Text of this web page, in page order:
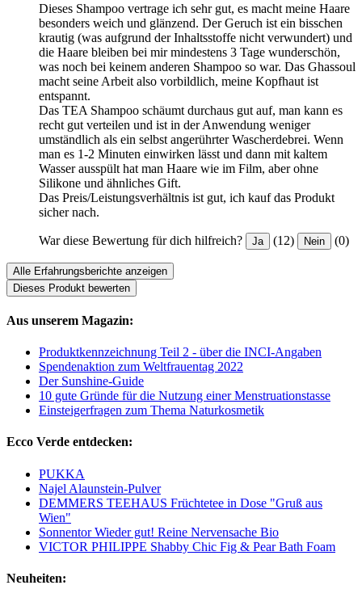
Dieses Shampoo vertrage ich sehr gut, es macht meine Haare
besonders weich und glänzend. Der Geruch ist ein bisschen
krautig (was aufgrund der Inhaltsstoffe nicht verwundert) und
die Haare bleiben bei mir mindestens 3 Tage wunderschön,
was noch bei keinem anderen Shampoo so war. Das Ghassoul
macht seine Arbeit also vorbildlich, meine Kopfhaut ist
entspannt.
Das TEA Shampoo schäumt durchaus gut auf, man kann es
recht gut verteilen und ist in der Anwendung weniger
umständlich als ein selbst angerührter Wascherdebrei. Wenn
man es 1-2 Minuten einwirken lässt und dann mit kaltem
Wasser ausspült hat man Haare wie im Film, aber ohne
Silikone und ähnliches Gift.
Das Preis/Leistungsverhältnis ist gut, ich kauf das Produkt
sicher nach.
War diese Bewertung für dich hilfreich? Ja (12) Nein (0)
Alle Erfahrungsberichte anzeigen
Dieses Produkt bewerten
Aus unserem Magazin:
Produktkennzeichnung Teil 2 - über die INCI-Angaben
Spendenaktion zum Weltfrauentag 2022
Der Sunshine-Guide
10 gute Gründe für die Nutzung einer Menstruationstasse
Einsteigerfragen zum Thema Naturkosmetik
Ecco Verde entdecken:
PUKKA
Najel Alaunstein-Pulver
DEMMERS TEEHAUS Früchtetee in Dose "Gruß aus
Wien"
Sonnentor Wieder gut! Reine Nervensache Bio
VICTOR PHILIPPE Shabby Chic Fig & Pear Bath Foam
Neuheiten: